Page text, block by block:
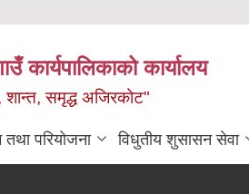
कार्यपालिकाको कार्यालय
शान्त, समृद्ध अजिरकोट"
तथा परियोजना विधुतीय शुसासन सेवा